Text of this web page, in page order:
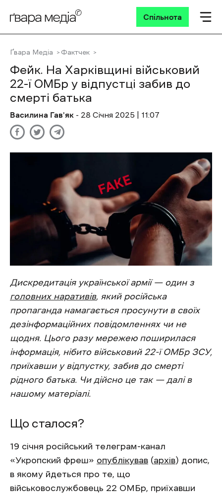
Спільнота
Ґвара Медіа Фактчек
Фейк. На Харківщині військовий
22-ї ОМБр у відпустці забив до
смерті батька
Василина Гав'як - 28 Січня 2025 | 11:07
Дискредитація української армії—один з
головних наративів, який російська
пропаганда намагається просунути в своїх
дезінформаційних повідомленнях чи не
щодня. Цього разу мережею поширилася
інформація, нібито військовий 22-ї ОМБр ЗСУ,
приїхавши у відпустку, забив до смерті
рідного батька. Чи дійсно це так — далі в
нашому матеріалі.
Що сталося?
19 січня російський телеграм-канал
«Укропский фреш» опублікував (архів) допис,
в якому йдеться про те, що
військовослужбовець 22 ОМБр, приїхавши